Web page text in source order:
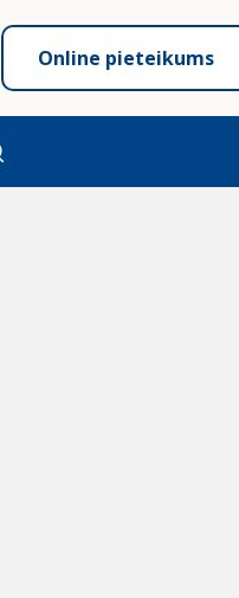
Online pieteikums